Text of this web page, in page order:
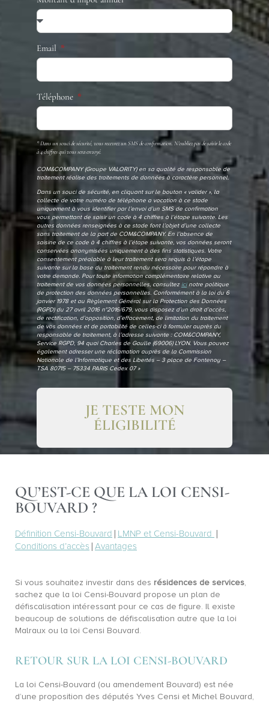
Email
Téléphone
* Dans un souci de sécurité, vous recevrez un SMS de confirmation. N'oubliez pas de saisir le code
à 4 chiffres qui vous sera envoyé.
COM&COMPANY (Groupe VALORITY) en sa qualité de responsable de
traitement réalise des traitements de données à caractère personnel.
Dans un souci de sécurité, en cliquant sur le bouton « valider », la
collecte de votre numéro de téléphone a vocation à ce stade
uniquement à vous identifier par l’envoi d’un SMS de confirmation
vous permettant de saisir un code à 4 chiffres à l’étape suivante. Les
autres données renseignées à ce stade font l’objet d’une collecte
sans traitement de la part de COM&COMPANY. En l’absence de
saisine de ce code à 4 chiffres à l’étape suivante, vos données seront
conservées anonymisées uniquement à des fins statistiques. Votre
consentement préalable à leur traitement sera requis à l’étape
suivante sur la base du traitement rendu nécessaire pour répondre à
votre demande. Pour toute information complémentaire relative au
traitement de vos données personnelles, consultez icinotre politique
de protection des données personnelles. Conformément à la loi du 6
janvier 1978 et au Règlement Général sur la Protection des Données
(RGPD) du 27 avril 2016 n°2016/679, vous disposez d’un droit d’accès,
de rectification, d’opposition, d’effacement, de limitation du traitement
de vos données et de portabilité de celles-ci à formuler auprès du
responsable de traitement, à l’adresse suivante : COM&COMPANY,
Service RGPD, 94 quai Charles de Gaulle (69006) LYON. Vous pouvez
également adresser une réclamation auprès de la Commission
Nationale de l’Informatique et des Libertés – 3 place de Fontenoy –
TSA 80715 – 75334 PARIS Cedex 07 »
JE TESTE MON
ÉLIGIBILITÉ
QU’EST-CE QUE LA LOI CENSI-
BOUVARD ?
Définition Censi-Bouvard | LMNP et Censi-Bouvard |
Conditions d’accès | Avantages
Si vous souhaitez investir dans des résidences de services,
sachez que la loi Censi-Bouvard propose un plan de
défiscalisation intéressant pour ce cas de figure. Il existe
beaucoup de solutions de défiscalisation autre que la loi
Malraux ou la loi Censi Bouvard.
RETOUR SUR LA LOI CENSI-BOUVARD
La loi Censi-Bouvard (ou amendement Bouvard) est née
d’une proposition des députés Yves Censi et Michel Bouvard,